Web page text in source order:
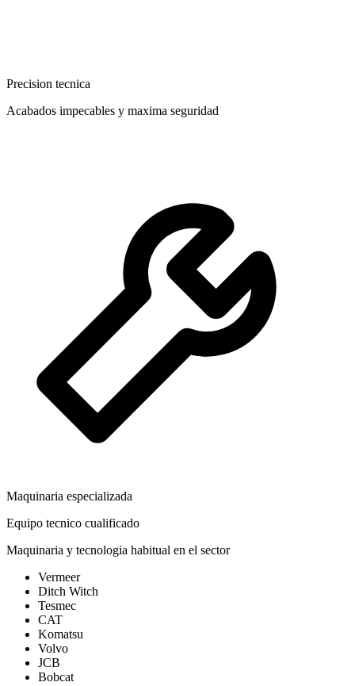
Precision tecnica
Acabados impecables y maxima seguridad
Maquinaria especializada
Equipo tecnico cualificado
Maquinaria y tecnologia habitual en el sector
Vermeer
Ditch Witch
Tesmec
CAT
Komatsu
Volvo
JCB
Bobcat